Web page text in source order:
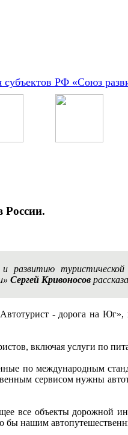
субъектов РФ «Союз
России.
туристической
Сергей Кривоносов
- дорога на
включая услуги по
по международным
сервисом нужны
все объекты
нашим